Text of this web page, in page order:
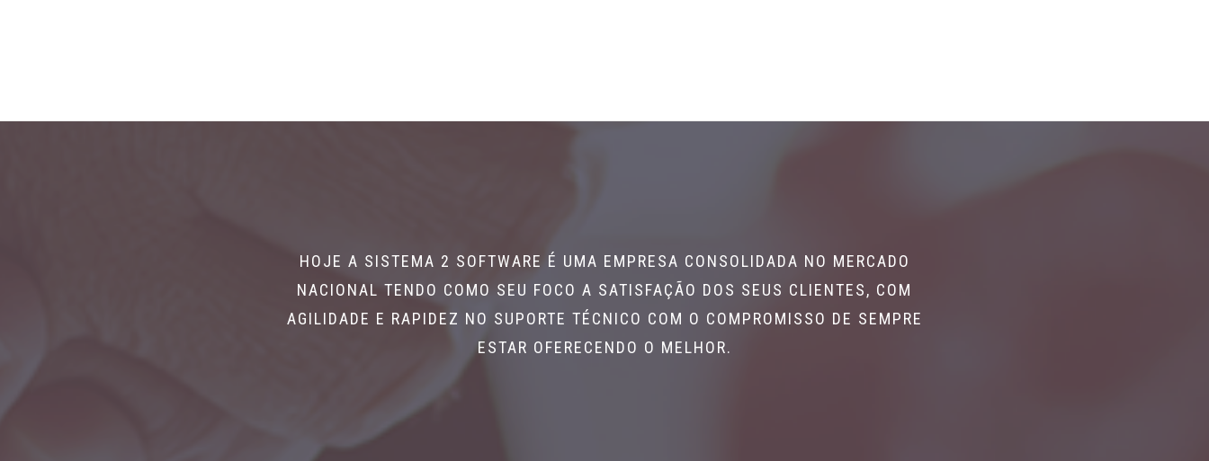
HOJE A SISTEMA 2 SOFTWARE É UMA EMPRESA CONSOLIDADA NO MERCADO
NACIONAL TENDO COMO SEU FOCO A SATISFAÇÃO DOS SEUS CLIENTES, COM
AGILIDADE E RAPIDEZ NO SUPORTE TÉCNICO COM O COMPROMISSO DE SEMPRE
ESTAR OFERECENDO O MELHOR.